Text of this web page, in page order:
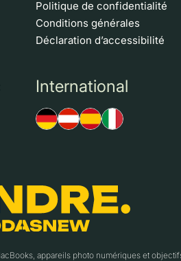
Politique de confidentialité
Conditions générales
Déclaration d’accessibilité
International
appareils photo numériques et